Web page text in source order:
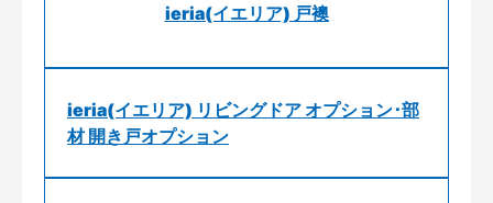
ieria(イエリア) 戸襖
ieria(イエリア) リビングドア オプション･部
材 開き戸オプション